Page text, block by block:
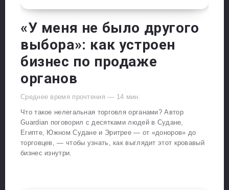
«У меня не было другого
выбора»: как устроен
бизнес по продаже
органов
Среднее время прочтения — 14 мин.
Что такое нелегальная торговля органами? Автор
Guardian поговорил с десятками людей в Судане,
Египте, Южном Судане и Эритрее — от «доноров» до
торговцев, — чтобы узнать, как выглядит этот кровавый
бизнес изнутри.